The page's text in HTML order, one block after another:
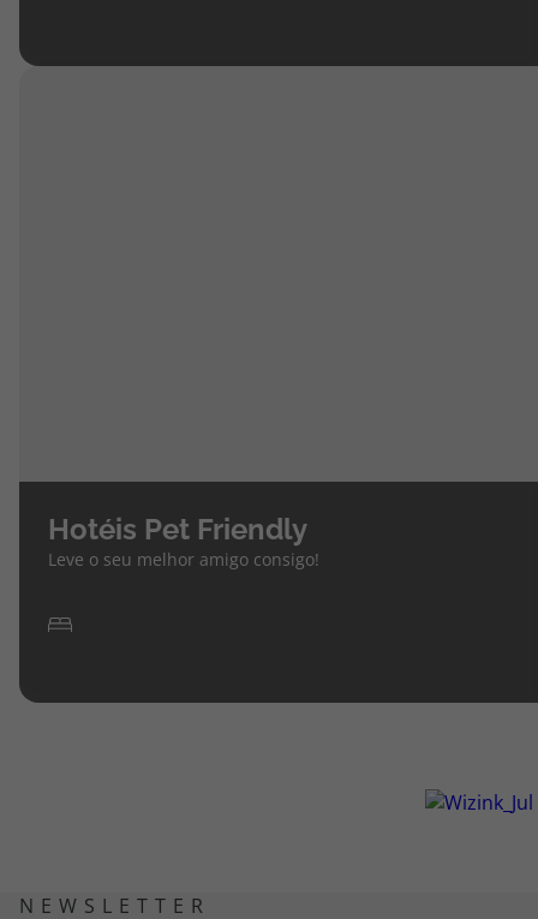
Hotéis Pet Friendly
Leve o seu melhor amigo consigo!